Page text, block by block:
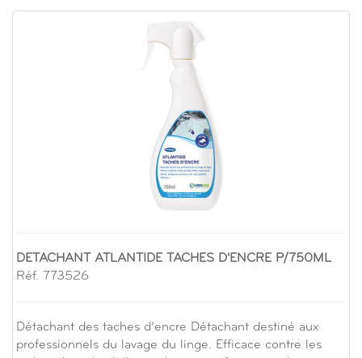
DETACHANT ATLANTIDE TACHES D'ENCRE P/750ML
Réf. 773526
Détachant des taches d’encre Détachant destiné aux
professionnels du lavage du linge. Efficace contre les